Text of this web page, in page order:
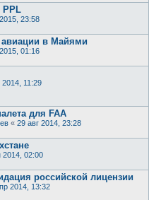
PPL
23:58
в Майями
01:16
2014, 11:29
для FAA
« 29 авг 2014, 23:28
2014, 02:00
российской лицензии
2014, 13:32